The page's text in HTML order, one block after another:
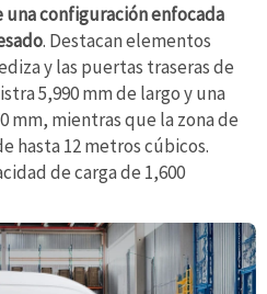
una configuración enfocada
. Destacan elementos
y las puertas traseras de
5,990 mm de largo y una
mm, mientras que la zona de
hasta 12 metros cúbicos.
de carga de 1,600